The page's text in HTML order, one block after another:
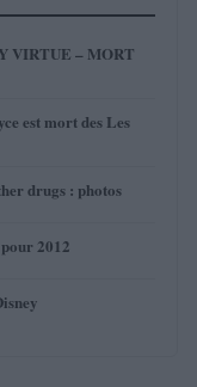
VIRTUE – MORT
est mort des Les
drugs : photos
2012